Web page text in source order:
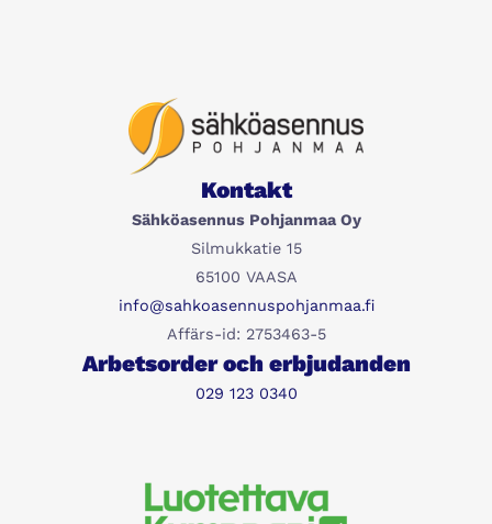
Kontakt
Sähköasennus Pohjanmaa Oy
Silmukkatie 15
65100 VAASA
info@sahkoasennuspohjanmaa.fi
Affärs-id: 2753463-5
Arbetsorder och erbjudanden
029 123 0340